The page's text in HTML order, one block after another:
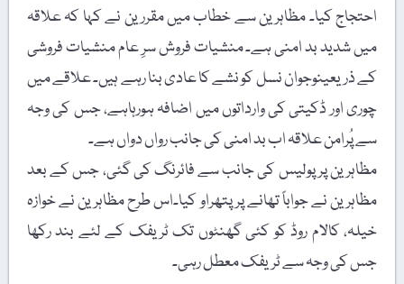
احتجاج کیا۔ مظاہرین سے خطاب میں مقررین نے کہا کہ علاقہ
میں شدید بد امنی ہے۔ منشیات فروش سرِ عام منشیات فروشی
کے ذریعینوجوان نسل کو نشے کا عادی بنا رہے ہیں۔ علاقے میں
چوری اور ڈکیتی کی وارداتوں میں اضافہ ہورہاہے، جس کی وجہ
سے پُرامن علاقہ اب بد امنی کی جانب رواں دواں ہے۔
مظاہرین پر پولیس کی جانب سے فائرنگ کی گئی، جس کے بعد
مظاہرین نے جواباً تھانے پر پتھراو کیا۔اس طرح مظاہرین نے خوازہ
خیلہ، کالام روڈ کو کئی گھنٹوں تک ٹریفک کے لئے بند رکھا
جس کی وجہ سے ٹریفک معطل رہی۔